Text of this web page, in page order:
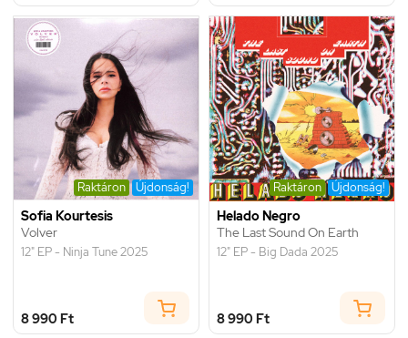
Raktáron Újdonság!
Sofia Kourtesis
Volver
12" EP - Ninja Tune 2025
8 990 Ft
Raktáron Újdonság!
Helado Negro
The Last Sound On Earth
12" EP - Big Dada 2025
8 990 Ft